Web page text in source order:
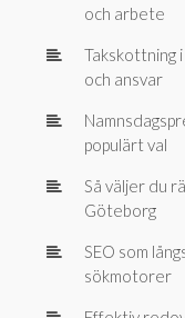
och arbete
Takskottning
och ansvar
populärt val
Så väljer du
Göteborg
SEO som
sökmotorer